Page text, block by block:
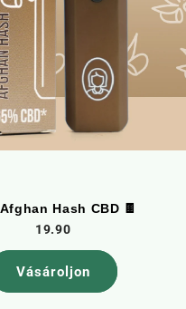
Hash CBD 🍫
19.90
Vásároljon